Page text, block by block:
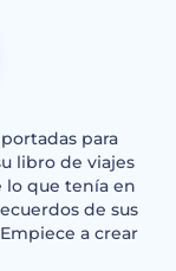
para
libro de viajes
lo que tenía en
de sus
a crear